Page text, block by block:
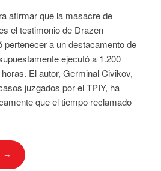
afirmar que la masacre de
el testimonio de Drazen
pertenecer a un destacamento de
ejecutó a 1.200
El autor, Germinal Civikov,
juzgados por el TPIY, ha
que el tiempo reclamado
→